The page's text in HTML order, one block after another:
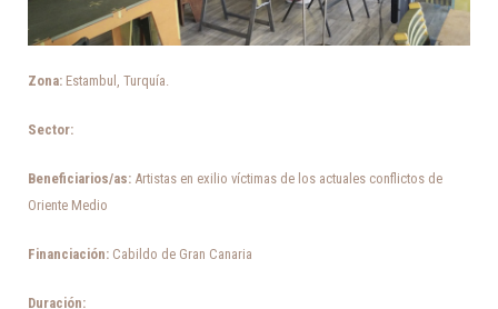
Zona: Estambul, Turquía.
Sector:
Beneficiarios/as: Artistas en exilio víctimas de los actuales conflictos de
Oriente Medio
Financiación: Cabildo de Gran Canaria
Duración: